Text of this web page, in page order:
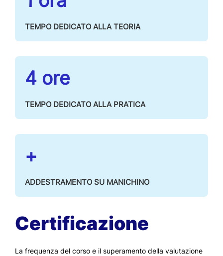
TEMPO DEDICATO ALLA TEORIA
4 ore
TEMPO DEDICATO ALLA PRATICA
+
ADDESTRAMENTO SU MANICHINO
Certificazione
La frequenza del corso e il superamento della valutazione